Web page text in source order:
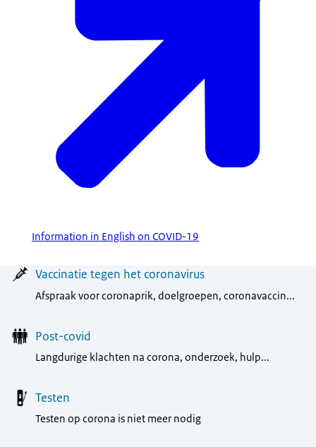
Information in English on COVID-19
MenuVaccinatie tegen het coronavirus
Afspraak voor coronaprik, doelgroepen, coronavaccin...
Post-covid
Langdurige klachten na corona, onderzoek, hulp...
Testen
Testen op corona is niet meer nodig